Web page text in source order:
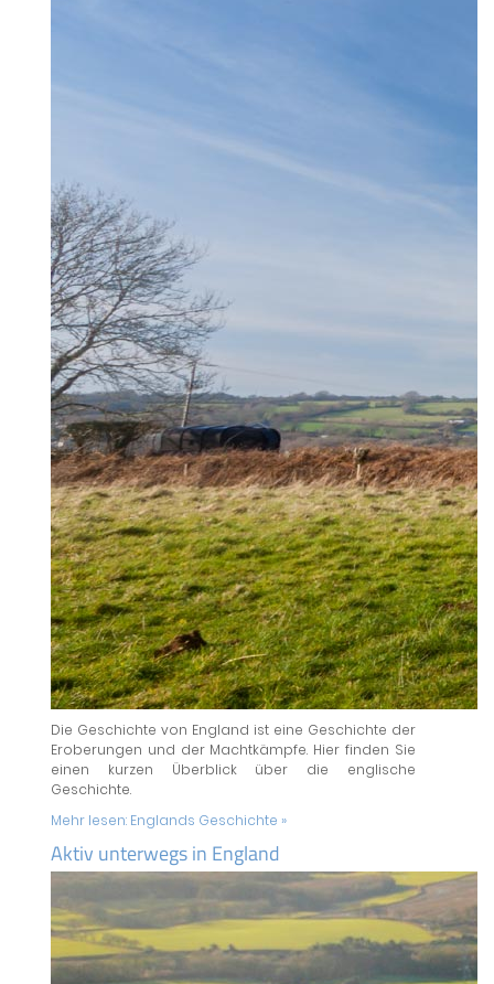
Die Geschichte von England ist eine Geschichte der
Eroberungen und der Machtkämpfe. Hier finden Sie
einen kurzen Überblick über die englische
Geschichte.
Mehr lesen: Englands Geschichte »
Aktiv unterwegs in England